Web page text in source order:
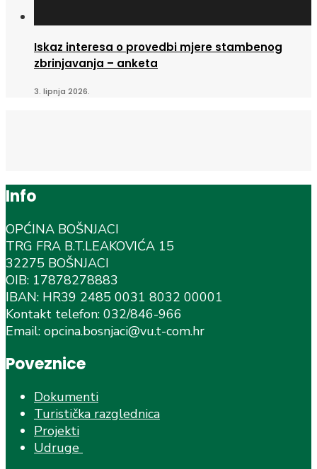
Iskaz interesa o provedbi mjere stambenog
zbrinjavanja – anketa
3. lipnja 2026.
Info
OPĆINA BOŠNJACI
TRG FRA B.T.LEAKOVIĆA 15
32275 BOŠNJACI
OIB: 17878278883
IBAN: HR39 2485 0031 8032 00001
Kontakt telefon: 032/846-966
Email: opcina.bosnjaci@vu.t-com.hr
Poveznice
Dokumenti
Turistička razglednica
Projekti
Udruge